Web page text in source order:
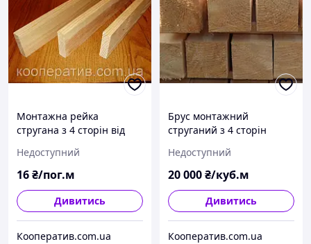
Монтажна рейка
стругана з 4 сторін від
Недоступний
16₴/пог.м
Дивитись
Кооператив.com.ua
Брус монтажний
струганий з 4 сторін
Недоступний
20 000₴/куб.м
Дивитись
Кооператив.com.ua